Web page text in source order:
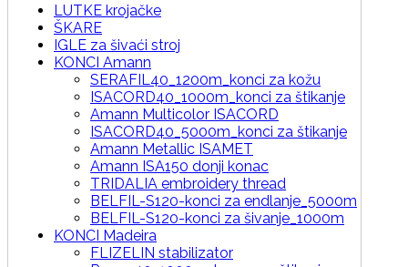
LUTKE krojačke
ŠKARE
IGLE za šivaći stroj
KONCI Amann
SERAFIL40_1200m_konci za kožu
ISACORD40_1000m_konci za štikanje
Amann Multicolor ISACORD
ISACORD40_5000m_konci za štikanje
Amann Metallic ISAMET
Amann ISA150 donji konac
TRIDALIA embroidery thread
BELFIL-S120-konci za endlanje_5000m
BELFIL-S120-konci za šivanje_1000m
KONCI Madeira
FLIZELIN stabilizator